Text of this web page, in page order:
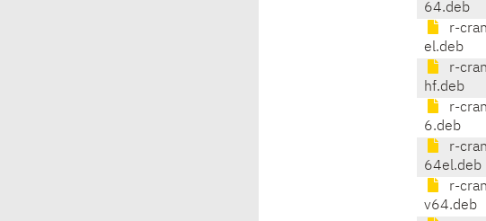
64.deb
r-
el.deb
r-
hf.deb
r-
6.deb
r-
64el.deb
r-
v64.deb